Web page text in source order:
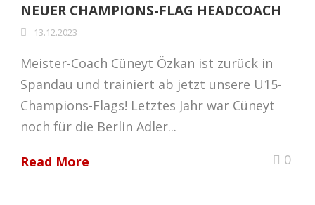
NEUER CHAMPIONS-FLAG HEADCOACH
13.12.2023
Meister-Coach Cüneyt Özkan ist zurück in
Spandau und trainiert ab jetzt unsere U15-
Champions-Flags! Letztes Jahr war Cüneyt
noch für die Berlin Adler...
Read More 0